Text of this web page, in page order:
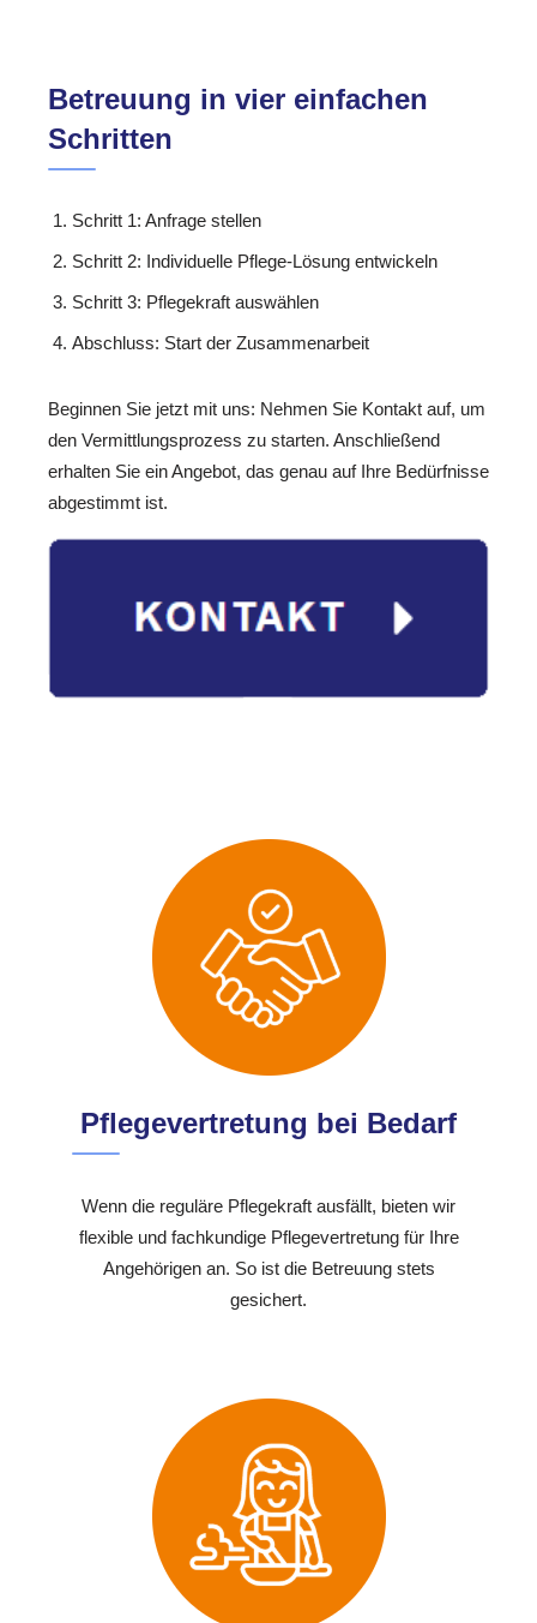
Betreuung in vier einfachen
Schritten
Schritt 1: Anfrage stellen
Schritt 2: Individuelle Pflege-Lösung entwickeln
Schritt 3: Pflegekraft auswählen
Abschluss: Start der Zusammenarbeit
Beginnen Sie jetzt mit uns: Nehmen Sie Kontakt auf, um
den Vermittlungsprozess zu starten. Anschließend
erhalten Sie ein Angebot, das genau auf Ihre Bedürfnisse
abgestimmt ist.
Pflegevertretung bei Bedarf
Wenn die reguläre Pflegekraft ausfällt, bieten wir
flexible und fachkundige Pflegevertretung für Ihre
Angehörigen an. So ist die Betreuung stets
gesichert.